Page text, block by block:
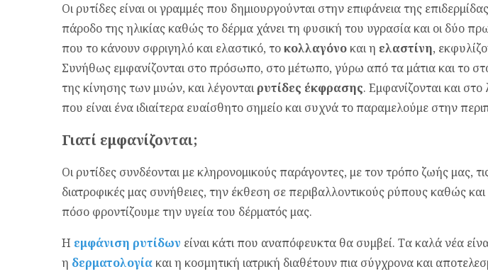
Οι ρυτίδες είναι οι γραμμές που δημιουργούνται στην επιφάνεια της
πάροδο της ηλικίας καθώς το δέρμα χάνει τη φυσική του υγρασία και οι δύο
που το κάνουν σφριγηλό και ελαστικό, το κολλαγόνο και η ελαστίνη,
Συνήθως εμφανίζονται στο πρόσωπο, στο μέτωπο, γύρω από τα μάτια και το
της κίνησης των μυών, και λέγονταιρυτίδες έκφρασης. Εμφανίζονται και στο
που είναι ένα ιδιαίτερα ευαίσθητο σημείο και συχνά το παραμελούμε στην
Γιατί εμφανίζονται;
Οι ρυτίδες συνδέονται με κληρονομικούς παράγοντες, με τον τρόπο ζωής μας,
διατροφικές μας συνήθειες, την έκθεση σε περιβαλλοντικούς ρύπους καθώς και
πόσο φροντίζουμε την υγεία του δέρματός μας.
Η εμφάνιση ρυτίδων είναι κάτι που αναπόφευκτα θα συμβεί. Τα καλά νέα
η δερματολογία και η κοσμητική ιατρική διαθέτουν πια σύγχρονα και